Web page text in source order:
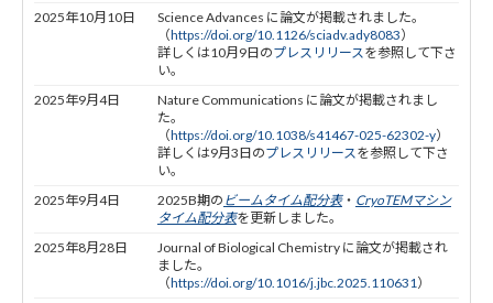
2025年10月10日
Science Advances に論文が掲載されました。
（https://doi.org/10.1126/sciadv.ady8083）
詳しくは10月9日のプレスリリースを参照して下さ
い。
2025年9月4日
Nature Communications に論文が掲載されまし
た。
（https://doi.org/10.1038/s41467-025-62302-y）
詳しくは9月3日のプレスリリースを参照して下さ
い。
2025年9月4日
2025B期の ビームタイム配分表・ CryoTEMマシン
タイム配分表を更新しました。
2025年8月28日
Journal of Biological Chemistry に論文が掲載され
ました。
（https://doi.org/10.1016/j.jbc.2025.110631）